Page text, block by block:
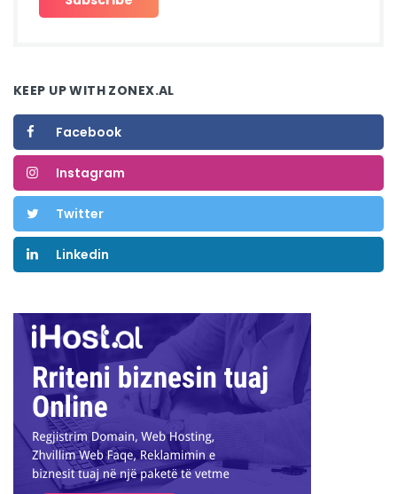
KEEP UP WITH ZONEX.AL
Facebook
Instagram
Twitter
Linkedin